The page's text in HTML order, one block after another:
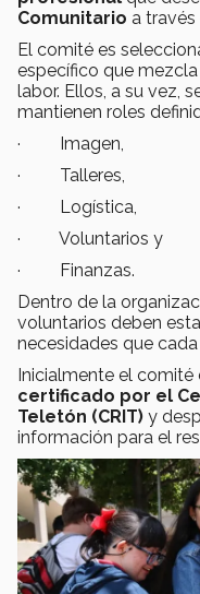
Comunitario a través
El comité es
específico que
labor. Ellos, a su vez,
mantienen roles
· Imagen,
· Talleres,
· Logística,
· Voluntarios y
· Finanzas.
Dentro de la
voluntarios deben
necesidades que
Inicialmente el
certificado por el
Teletón (CRIT) y
información para el